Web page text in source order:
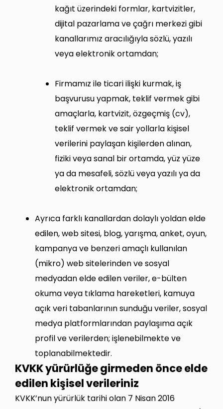
kağıt üzerindeki formlar, kartvizitler,
dijital pazarlama ve çağrı merkezi gibi
kanallarımız aracılığıyla sözlü, yazılı
veya elektronik ortamdan;
Firmamız ile ticari ilişki kurmak, iş
başvurusu yapmak, teklif vermek gibi
amaçlarla, kartvizit, özgeçmiş (cv),
teklif vermek ve sair yollarla kişisel
verilerini paylaşan kişilerden alınan,
fiziki veya sanal bir ortamda, yüz yüze
ya da mesafeli, sözlü veya yazılı ya da
elektronik ortamdan;
Ayrıca farklı kanallardan dolaylı yoldan elde
edilen, web sitesi, blog, yarışma, anket, oyun,
kampanya ve benzeri amaçlı kullanılan
(mikro) web sitelerinden ve sosyal
medyadan elde edilen veriler, e-bülten
okuma veya tıklama hareketleri, kamuya
açık veri tabanlarının sunduğu veriler, sosyal
medya platformlarından paylaşıma açık
profil ve verilerden; işlenebilmekte ve
toplanabilmektedir.
KVKK yürürlüğe girmeden önce elde
edilen kişisel verileriniz
KVKK’nun yürürlük tarihi olan 7 Nisan 2016